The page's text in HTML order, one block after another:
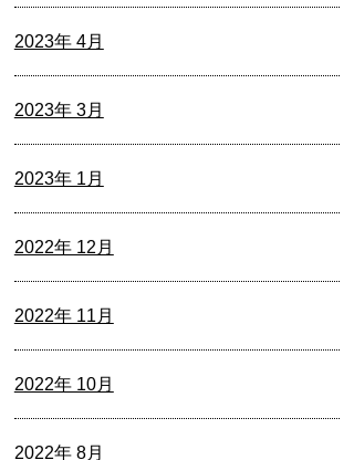
2023年 4月
2023年 3月
2023年 1月
2022年 12月
2022年 11月
2022年 10月
2022年 8月